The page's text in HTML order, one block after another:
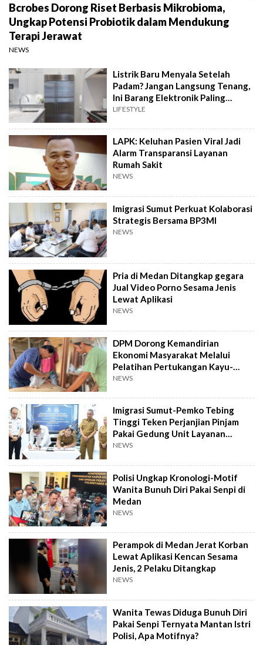
Bcrobes Dorong Riset Berbasis Mikrobioma,
Ungkap Potensi Probiotik dalam Mendukung
Terapi Jerawat
NEWS
Listrik Baru Menyala Setelah
Padam? Jangan Langsung Tenang,
Ini Barang Elektronik Paling
Rawan Rusak
LIFESTYLE
LAPK: Keluhan Pasien Viral Jadi
Alarm Transparansi Layanan
Rumah Sakit
NEWS
Imigrasi Sumut Perkuat Kolaborasi
Strategis Bersama BP3MI
NEWS
Pria di Medan Ditangkap gegara
Jual Video Porno Sesama Jenis
Lewat Aplikasi
NEWS
DPM Dorong Kemandirian
Ekonomi Masyarakat Melalui
Pelatihan Pertukangan Kayu-
Pelatihan UMKM
NEWS
Imigrasi Sumut-Pemko Tebing
Tinggi Teken Perjanjian Pinjam
Pakai Gedung Unit Layanan
Paspor
NEWS
Polisi Ungkap Kronologi-Motif
Wanita Bunuh Diri Pakai Senpi di
Medan
NEWS
Perampok di Medan Jerat Korban
Lewat Aplikasi Kencan Sesama
Jenis, 2 Pelaku Ditangkap
NEWS
Wanita Tewas Diduga Bunuh Diri
Pakai Senpi Ternyata Mantan Istri
Polisi, Apa Motifnya?